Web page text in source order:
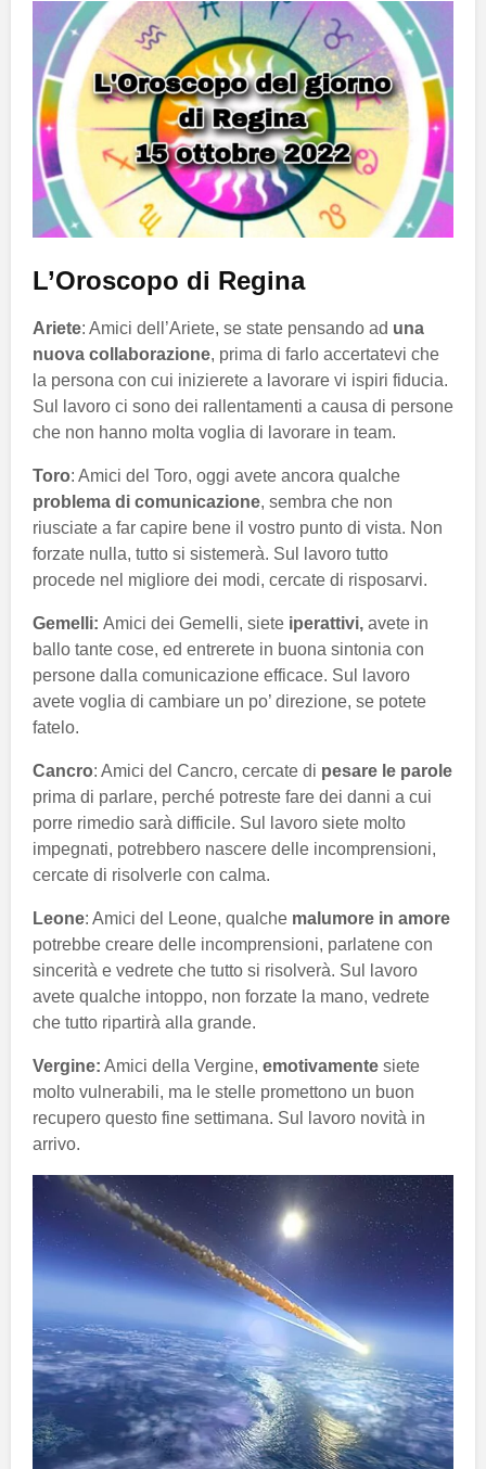
L’Oroscopo di Regina
Ariete: Amici dell’Ariete, se state pensando ad una
nuova collaborazione, prima di farlo accertatevi che
la persona con cui inizierete a lavorare vi ispiri fiducia.
Sul lavoro ci sono dei rallentamenti a causa di persone
che non hanno molta voglia di lavorare in team.
Toro: Amici del Toro, oggi avete ancora qualche
problema di comunicazione, sembra che non
riusciate a far capire bene il vostro punto di vista. Non
forzate nulla, tutto si sistemerà. Sul lavoro tutto
procede nel migliore dei modi, cercate di risposarvi.
Gemelli: Amici dei Gemelli, siete iperattivi, avete in
ballo tante cose, ed entrerete in buona sintonia con
persone dalla comunicazione efficace. Sul lavoro
avete voglia di cambiare un po’ direzione, se potete
fatelo.
Cancro: Amici del Cancro, cercate di pesare le parole
prima di parlare, perché potreste fare dei danni a cui
porre rimedio sarà difficile. Sul lavoro siete molto
impegnati, potrebbero nascere delle incomprensioni,
cercate di risolverle con calma.
Leone: Amici del Leone, qualche malumore in amore
potrebbe creare delle incomprensioni, parlatene con
sincerità e vedrete che tutto si risolverà. Sul lavoro
avete qualche intoppo, non forzate la mano, vedrete
che tutto ripartirà alla grande.
Vergine: Amici della Vergine, emotivamente siete
molto vulnerabili, ma le stelle promettono un buon
recupero questo fine settimana. Sul lavoro novità in
arrivo.